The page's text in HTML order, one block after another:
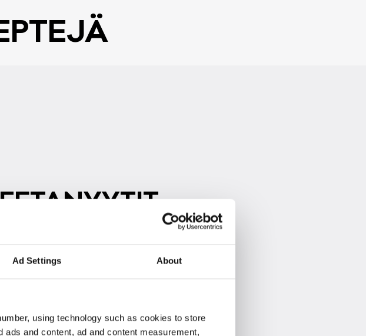
Ad Settings About
using technology such as cookies to store
and content, ad and content measurement,